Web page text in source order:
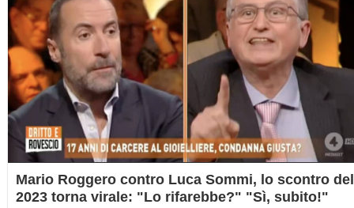
Mario Roggero contro Luca Sommi, lo scontro del
2023 torna virale: "Lo rifarebbe?" "Sì, subito!"